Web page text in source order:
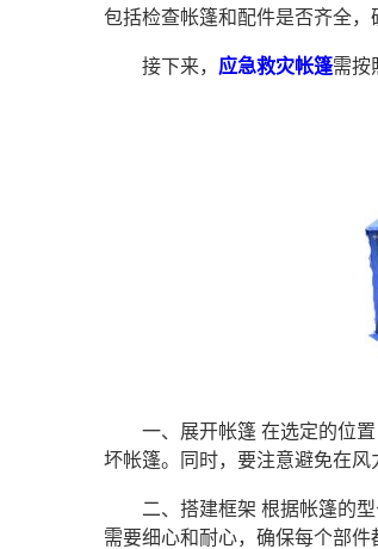
包括检查帐篷和配件是否齐全，
接下来， 应急救灾帐篷需按
一、展开帐篷 在选定的位
坏帐篷。同时，要注意避免在风
二、搭建框架 根据帐篷的
需要细心和耐心，确保每个部件